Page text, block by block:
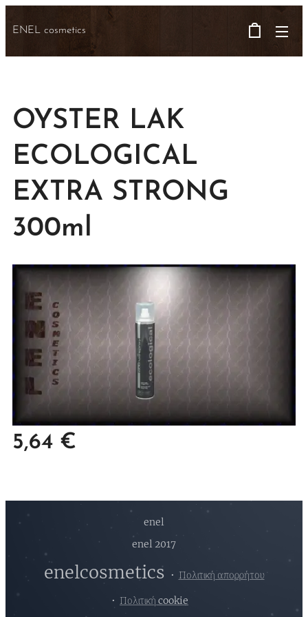
ENEL cosmetics
OYSTER LAK
ECOLOGICAL
EXTRA STRONG
300ml
5,64 €
enel
enel 2017
enelcosmetics Πολιτική απορρήτου
Πολιτική cookie